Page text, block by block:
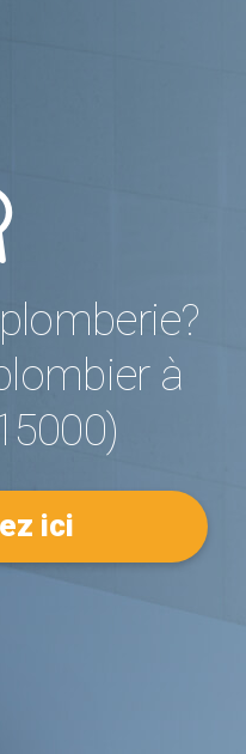
à
ici